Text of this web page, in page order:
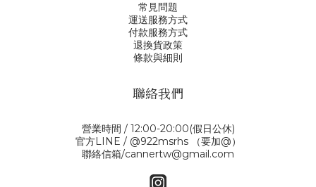
常見問題
運送服務方式
付款服務方式
退換貨政策
條款與細則
聯絡我們
營業時間 / 12:00-20:00(假日公休)
官方LINE / @922msrhs （要加@）
聯絡信箱/cannertw@gmail.com